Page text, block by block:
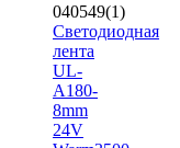
040549(1)
Светодиодная
лента
UL-
A180-
8mm
24V